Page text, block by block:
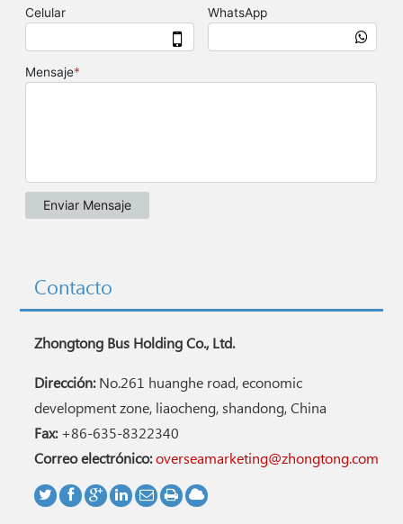
Contacto
Zhongtong Bus Holding Co., Ltd.
Dirección:No.261 huanghe road, economic
development zone, liaocheng, shandong, China
Fax:+86-635-8322340
Correo electrónico:overseamarketing@zhongtong.com